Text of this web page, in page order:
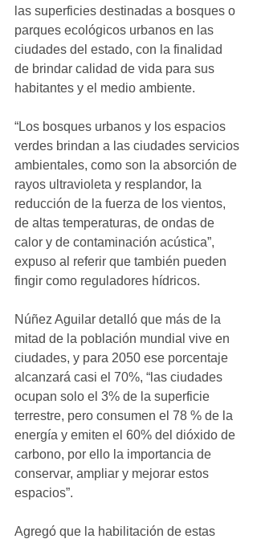
las superficies destinadas a bosques o
parques ecológicos urbanos en las
ciudades del estado, con la finalidad
de brindar calidad de vida para sus
habitantes y el medio ambiente.
“Los bosques urbanos y los espacios
verdes brindan a las ciudades servicios
ambientales, como son la absorción de
rayos ultravioleta y resplandor, la
reducción de la fuerza de los vientos,
de altas temperaturas, de ondas de
calor y de contaminación acústica”,
expuso al referir que también pueden
fingir como reguladores hídricos.
Núñez Aguilar detalló que más de la
mitad de la población mundial vive en
ciudades, y para 2050 ese porcentaje
alcanzará casi el 70%, “las ciudades
ocupan solo el 3% de la superficie
terrestre, pero consumen el 78 % de la
energía y emiten el 60% del dióxido de
carbono, por ello la importancia de
conservar, ampliar y mejorar estos
espacios”.
Agregó que la habilitación de estas